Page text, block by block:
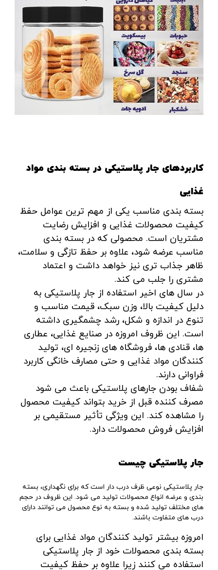
کاربردهای جار پلاستیکی در بسته بندی مواد
غذایی
بسته بندی مناسب یکی از مهم ترین عوامل حفظ
کیفیت محصولات غذایی و افزایش رضایت
مشتریان است. محصولی که در بسته بندی
مناسب عرضه شود، علاوه بر حفظ تازگی و سلامت،
ظاهر جذاب تری نیز خواهد داشت و اعتماد
مشتری را جلب می کند.
در سال های اخیر استفاده از جار پلاستیکی به
دلیل کیفیت بالا، وزن سبک، قیمت مناسب و
تنوع در اندازه و شکل، رشد چشمگیری داشته
است. این ظروف امروزه در صنایع غذایی، عطاری
ها، قنادی ها، فروشگاه های زنجیره ای، تولید
کنندگان مواد غذایی و حتی مصارف خانگی کاربرد
فراوانی دارند.
شفاف بودن جارهای پلاستیکی باعث می شود
مصرف کننده قبل از خرید بتواند کیفیت محصول
را مشاهده کند. این ویژگی تأثیر مستقیمی بر
افزایش فروش محصولات دارد.
جار پلاستیکی چیست
جار پلاستیکی نوعی ظرف درب دار است که برای نگهداری، بسته
بندی و عرضه انواع محصولات تولید می شود. این ظروف در حجم
های مختلف تولید شده و بسته به نوع محصول می توانند دارای
درب های متفاوت باشند.
امروزه بیشتر تولید کنندگان مواد غذایی برای
بسته بندی محصولات خود از جار پلاستیکی
استفاده می کنند زیرا علاوه بر حفظ کیفیت